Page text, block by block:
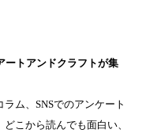
ートアンドクラフトが集
ム、SNSでのアンケート
こから読んでも面白い、